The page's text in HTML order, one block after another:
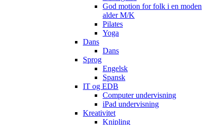
God motion for folk i en moden
alder M/K
Pilates
Yoga
Dans
Dans
Sprog
Engelsk
Spansk
IT og EDB
Computer undervisning
iPad undervisning
Kreativitet
Knipling